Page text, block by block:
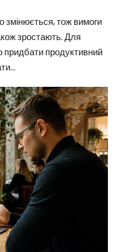
змінюється, тож вимоги
зростають. Для
придбати продуктивний